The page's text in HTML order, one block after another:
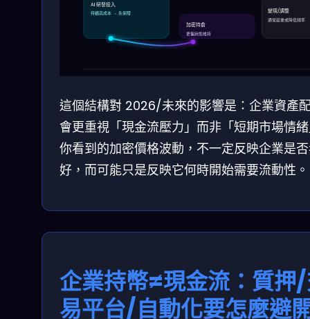
AI 研發投入
持續高成本 → 先保障
加密持倉
更偏狀態維持
變現/調整
通常延後或降低頻率
這個結構對 2026/未來的影響是：企業資產
會更重視「現金流壓力」而非「短期市場情
你看到的加密價格波動，不一定反映企業是
好，而可能只是反映它何時開始需要流動性。
企業持幣≠現金流：質押
易平台/自動化要怎麼避